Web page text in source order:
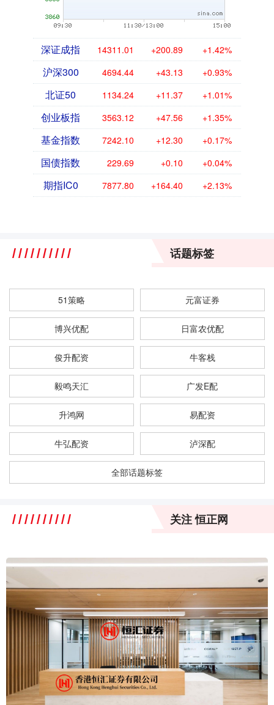
深证成指 14311.01 +200.89 +1.42%
沪深300 4694.44 +43.13 +0.93%
北证50 1134.24 +11.37 +1.01%
创业板指 3563.12 +47.56 +1.35%
基金指数 7242.10 +12.30 +0.17%
国债指数 229.69 +0.10 +0.04%
期指IC0 7877.80 +164.40 +2.13%
话题标签
51策略 元富证券
博兴优配 日富农优配
俊升配资 牛客栈
毅鸣天汇 广发E配
升鸿网 易配资
牛弘配资 泸深配
全部话题标签
关注 恒正网